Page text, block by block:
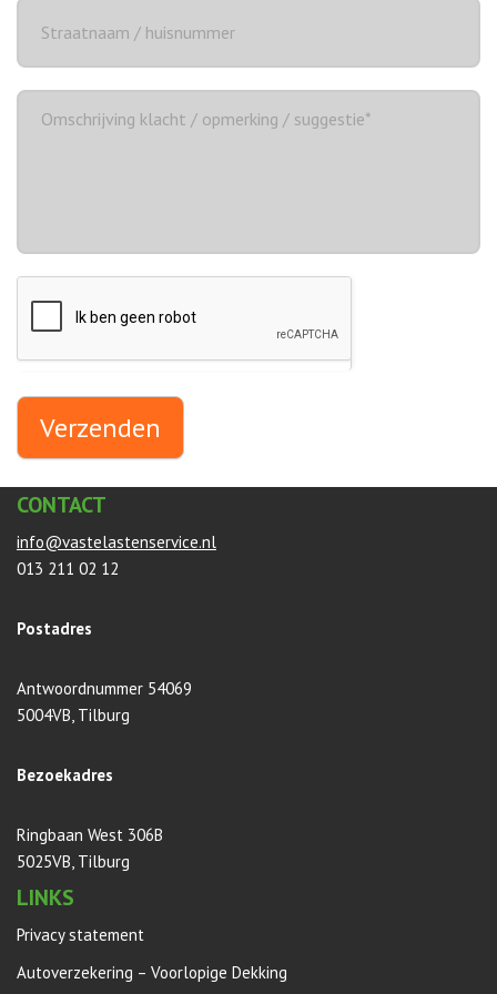
Verzenden
CONTACT
info@vastelastenservice.nl
013 211 02 12
Postadres
Antwoordnummer 54069
5004VB, Tilburg
Bezoekadres
Ringbaan West 306B
5025VB, Tilburg
LINKS
Privacy statement
Autoverzekering – Voorlopige Dekking